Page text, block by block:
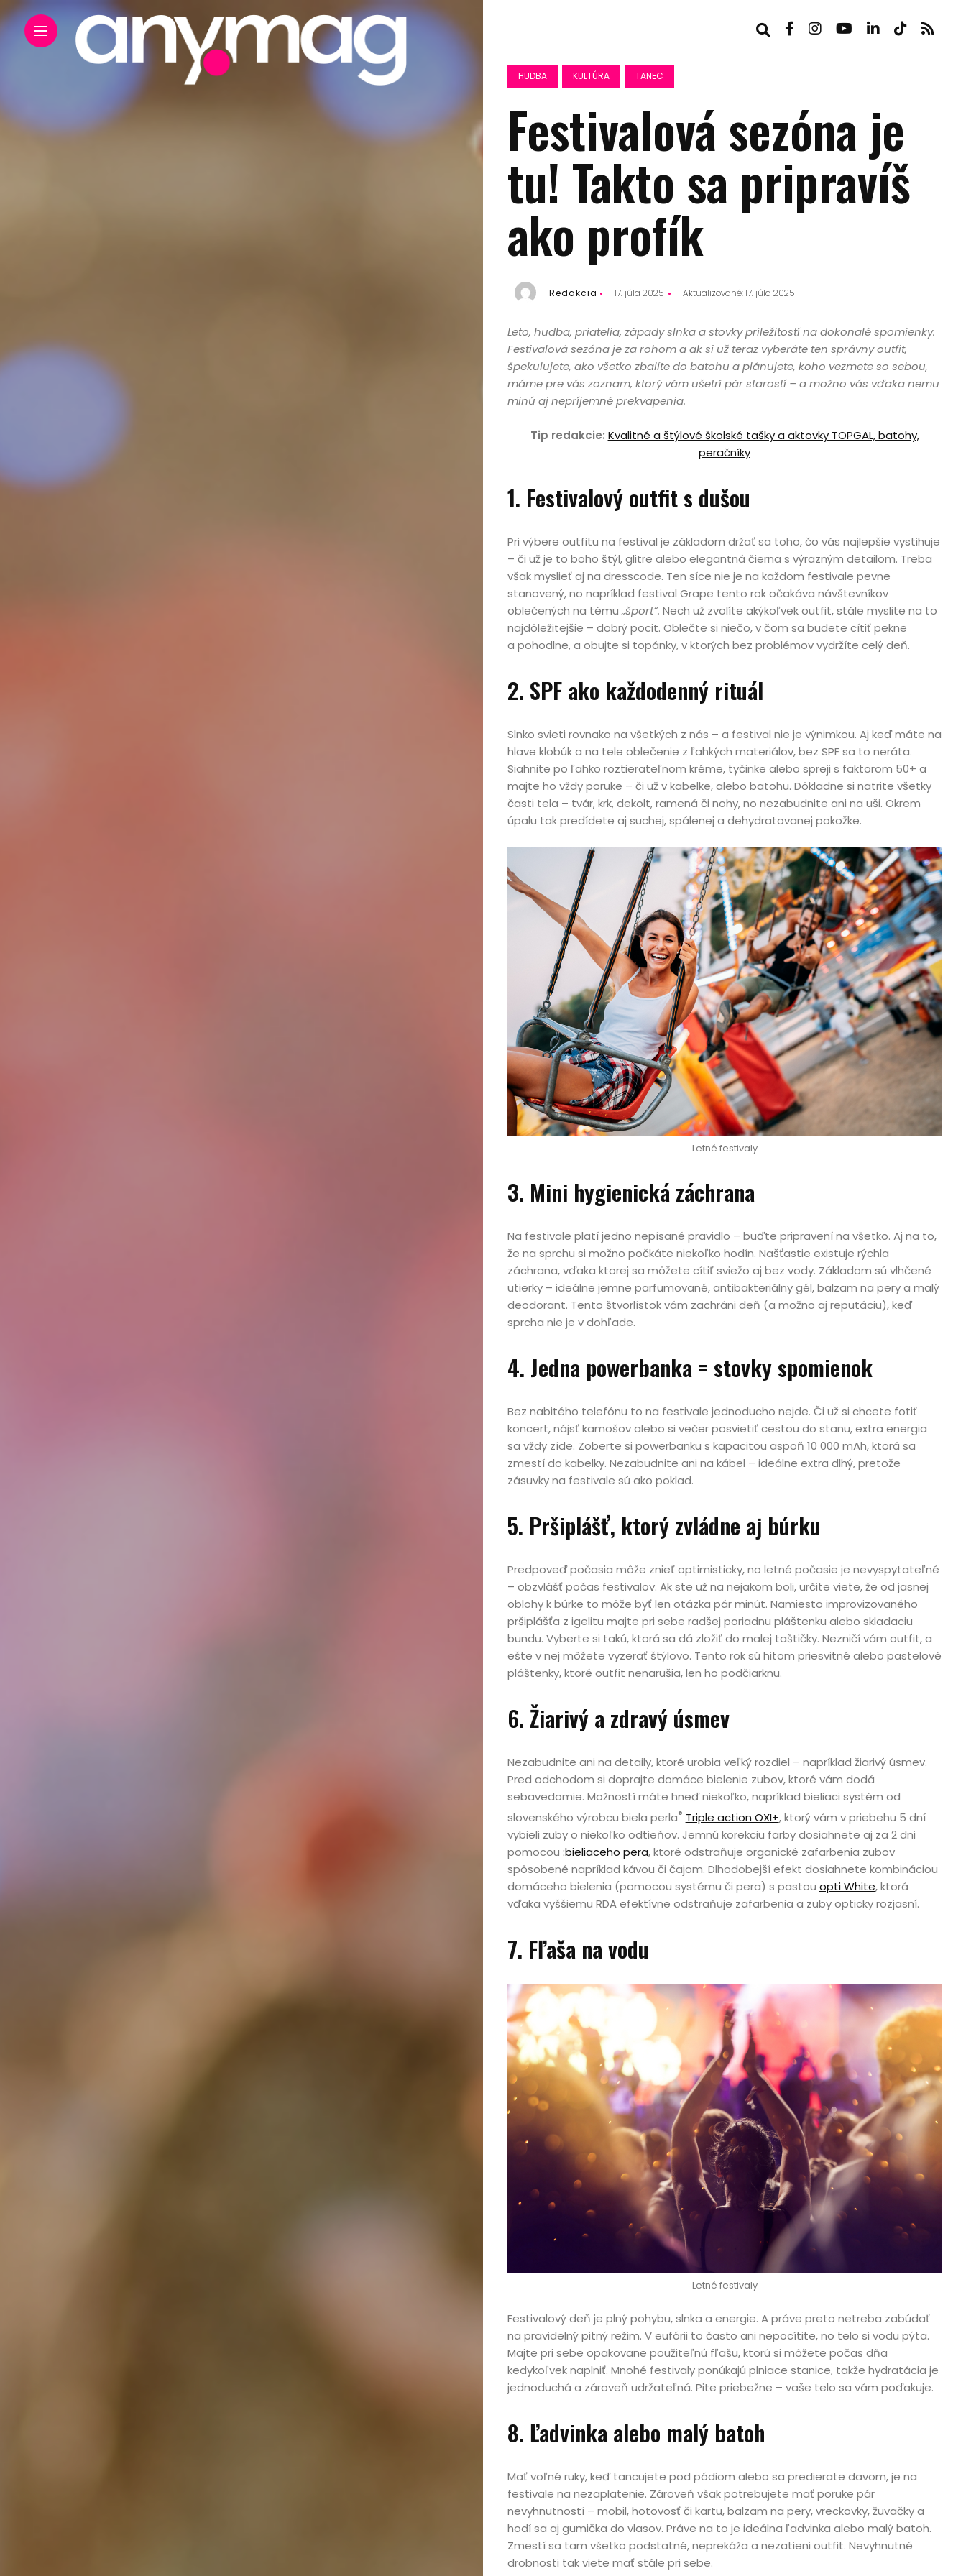
Domov
Automobily,
motorky,
mobilita
Bývanie,
domácnosť
Cestovanie
Kultúra
Peniaze,
podnikanie
Rozhovory
Spoločnosť,
politika
Sprievodca
kúpou,
Technológie
Životný
štýl
Prevádzkovateľ
HUDBA KULTÚRA TANEC
Festivalová sezóna je
tu! Takto sa pripravíš
ako profík
Redakcia 17. júla 2025 Aktualizované: 17. júla 2025
Leto, hudba, priatelia, západy slnka a stovky príležitostí na dokonalé spomienky.
Festivalová sezóna je za rohom a ak si už teraz vyberáte ten správny outfit,
špekulujete, ako všetko zbalíte do batohu a plánujete, koho vezmete so sebou,
máme pre vás zoznam, ktorý vám ušetrí pár starostí – a možno vás vďaka nemu
minú aj nepríjemné prekvapenia.
Tip redakcie: Kvalitné a štýlové školské tašky a aktovky TOPGAL, batohy,
peračníky
1. Festivalový outfit s dušou
Pri výbere outfitu na festival je základom držať sa toho, čo vás najlepšie vystihuje
– či už je to boho štýl, glitre alebo elegantná čierna s výrazným detailom. Treba
však myslieť aj na dresscode. Ten síce nie je na každom festivale pevne
stanovený, no napríklad festival Grape tento rok očakáva návštevníkov
oblečených na tému„šport“. Nech už zvolíte akýkoľvek outfit, stále myslite na to
najdôležitejšie – dobrý pocit. Oblečte si niečo, v čom sa budete cítiť pekne
a pohodlne, a obujte si topánky, v ktorých bez problémov vydržíte celý deň.
2. SPF ako každodenný rituál
Slnko svieti rovnako na všetkých z nás – a festival nie je výnimkou. Aj keď máte na
hlave klobúk a na tele oblečenie z ľahkých materiálov, bez SPF sa to neráta.
Siahnite po ľahko roztierateľnom kréme, tyčinke alebo spreji s faktorom 50+ a
majte ho vždy poruke – či už v kabelke, alebo batohu. Dôkladne si natrite všetky
časti tela – tvár, krk, dekolt, ramená či nohy, no nezabudnite ani na uši. Okrem
úpalu tak predídete aj suchej, spálenej a dehydratovanej pokožke.
Letné festivaly
3. Mini hygienická záchrana
Na festivale platí jedno nepísané pravidlo – buďte pripravení na všetko. Aj na to,
že na sprchu si možno počkáte niekoľko hodín. Našťastie existuje rýchla
záchrana, vďaka ktorej sa môžete cítiť sviežo aj bez vody. Základom sú vlhčené
utierky – ideálne jemne parfumované, antibakteriálny gél, balzam na pery a malý
deodorant. Tento štvorlístok vám zachráni deň (a možno aj reputáciu), keď
sprcha nie je v dohľade.
4. Jedna powerbanka = stovky spomienok
Bez nabitého telefónu to na festivale jednoducho nejde. Či už si chcete fotiť
koncert, nájsť kamošov alebo si večer posvietiť cestou do stanu, extra energia
sa vždy zíde. Zoberte si powerbanku s kapacitou aspoň 10 000 mAh, ktorá sa
zmestí do kabelky. Nezabudnite ani na kábel – ideálne extra dlhý, pretože
zásuvky na festivale sú ako poklad.
5. Pršiplášť, ktorý zvládne aj búrku
Predpoveď počasia môže znieť optimisticky, no letné počasie je nevyspytateľné
– obzvlášť počas festivalov. Ak ste už na nejakom boli, určite viete, že od jasnej
oblohy k búrke to môže byť len otázka pár minút. Namiesto improvizovaného
pršiplášťa z igelitu majte pri sebe radšej poriadnu pláštenku alebo skladaciu
bundu. Vyberte si takú, ktorá sa dá zložiť do malej taštičky. Nezničí vám outfit, a
ešte v nej môžete vyzerať štýlovo. Tento rok sú hitom priesvitné alebo pastelové
pláštenky, ktoré outfit nenarušia, len ho podčiarknu.
6. Žiarivý a zdravý úsmev
Nezabudnite ani na detaily, ktoré urobia veľký rozdiel – napríklad žiarivý úsmev.
Pred odchodom si doprajte domáce bielenie zubov, ktoré vám dodá
sebavedomie. Možností máte hneď niekoľko, napríklad bieliaci systém od
slovenského výrobcu biela perla® Triple action OXI+, ktorý vám v priebehu 5 dní
vybieli zuby o niekoľko odtieňov. Jemnú korekciu farby dosiahnete aj za 2 dni
pomocou :bieliaceho pera, ktoré odstraňuje organické zafarbenia zubov
spôsobené napríklad kávou či čajom. Dlhodobejší efekt dosiahnete kombináciou
domáceho bielenia (pomocou systému či pera) s pastou opti White, ktorá
vďaka vyššiemu RDA efektívne odstraňuje zafarbenia a zuby opticky rozjasní.
7. Fľaša na vodu
Letné festivaly
Festivalový deň je plný pohybu, slnka a energie. A práve preto netreba zabúdať
na pravidelný pitný režim. V eufórii to často ani nepocítite, no telo si vodu pýta.
Majte pri sebe opakovane použiteľnú fľašu, ktorú si môžete počas dňa
kedykoľvek naplniť. Mnohé festivaly ponúkajú plniace stanice, takže hydratácia je
jednoduchá a zároveň udržateľná. Pite priebežne – vaše telo sa vám poďakuje.
8. Ľadvinka alebo malý batoh
Mať voľné ruky, keď tancujete pod pódiom alebo sa predierate davom, je na
festivale na nezaplatenie. Zároveň však potrebujete mať poruke pár
nevyhnutností – mobil, hotovosť či kartu, balzam na pery, vreckovky, žuvačky a
hodí sa aj gumička do vlasov. Práve na to je ideálna ľadvinka alebo malý batoh.
Zmestí sa tam všetko podstatné, neprekáža a nezatieni outfit. Nevyhnutné
drobnosti tak viete mať stále pri sebe.